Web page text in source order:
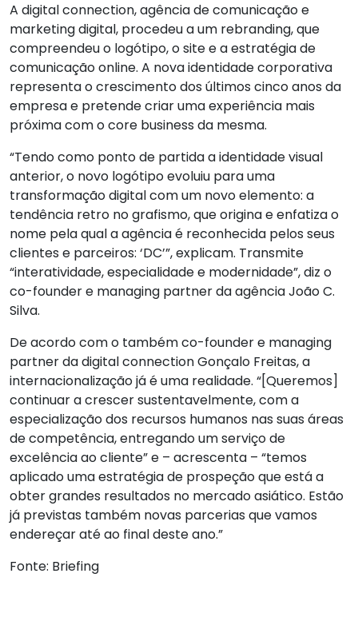
A digital connection, agência de comunicação e
marketing digital, procedeu a um rebranding, que
compreendeu o logótipo, o site e a estratégia de
comunicação online. A nova identidade corporativa
representa o crescimento dos últimos cinco anos da
empresa e pretende criar uma experiência mais
próxima com o core business da mesma.
“Tendo como ponto de partida a identidade visual
anterior, o novo logótipo evoluiu para uma
transformação digital com um novo elemento: a
tendência retro no grafismo, que origina e enfatiza o
nome pela qual a agência é reconhecida pelos seus
clientes e parceiros: ‘DC’”, explicam. Transmite
“interatividade, especialidade e modernidade”, diz o
co-founder e managing partner da agência João C.
Silva.
De acordo com o também co-founder e managing
partner da digital connection Gonçalo Freitas, a
internacionalização já é uma realidade. “[Queremos]
continuar a crescer sustentavelmente, com a
especialização dos recursos humanos nas suas áreas
de competência, entregando um serviço de
excelência ao cliente” e – acrescenta – “temos
aplicado uma estratégia de prospeção que está a
obter grandes resultados no mercado asiático. Estão
já previstas também novas parcerias que vamos
endereçar até ao final deste ano.”
Fonte: Briefing